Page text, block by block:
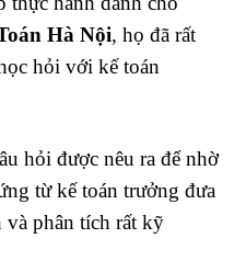
Hà Nội, họ đã rất
hỏi với kế toán
hỏi được nêu ra để nhờ
từ kế toán trưởng đưa
và phân tích rất kỹ